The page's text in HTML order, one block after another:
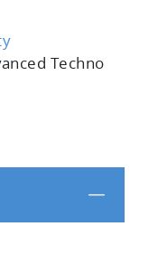
Techno